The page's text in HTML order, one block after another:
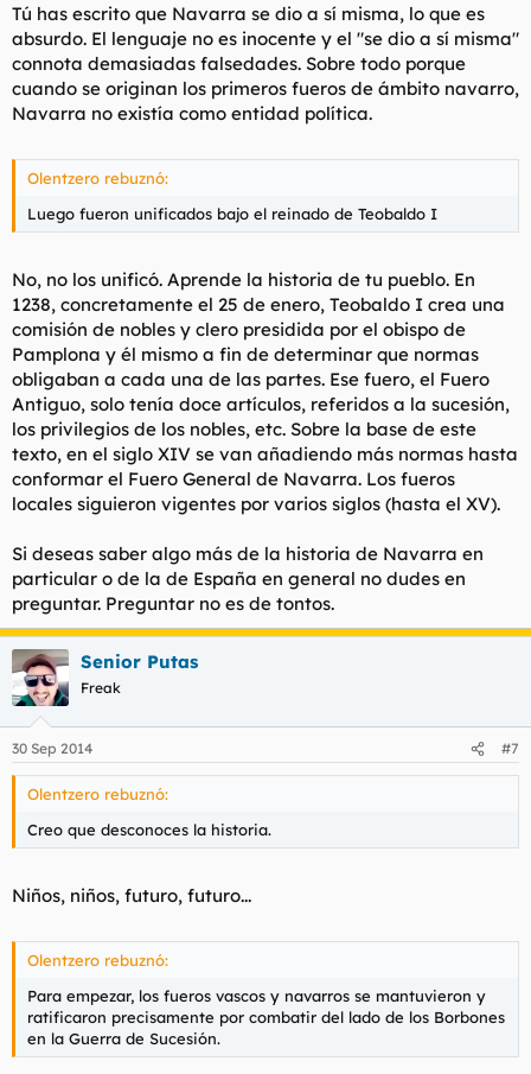
Tú has escrito que Navarra se dio a sí misma, lo que es
absurdo. El lenguaje no es inocente y el "se dio a sí misma"
connota demasiadas falsedades. Sobre todo porque
cuando se originan los primeros fueros de ámbito navarro,
Navarra no existía como entidad política.
Olentzero rebuznó:
Luego fueron unificados bajo el reinado de Teobaldo I
No, no los unificó. Aprende la historia de tu pueblo. En
1238, concretamente el 25 de enero, Teobaldo I crea una
comisión de nobles y clero presidida por el obispo de
Pamplona y él mismo a fin de determinar que normas
obligaban a cada una de las partes. Ese fuero, el Fuero
Antiguo, solo tenía doce artículos, referidos a la sucesión,
los privilegios de los nobles, etc. Sobre la base de este
texto, en el siglo XIV se van añadiendo más normas hasta
conformar el Fuero General de Navarra. Los fueros
locales siguieron vigentes por varios siglos (hasta el XV).
Si deseas saber algo más de la historia de Navarra en
particular o de la de España en general no dudes en
preguntar. Preguntar no es de tontos.
Senior Putas
Freak
30 Sep 2014 #7
Olentzero rebuznó:
Creo que desconoces la historia.
Niños, niños, futuro, futuro...
Olentzero rebuznó:
Para empezar, los fueros vascos y navarros se mantuvieron y
ratificaron precisamente por combatir del lado de los Borbones
en la Guerra de Sucesión.